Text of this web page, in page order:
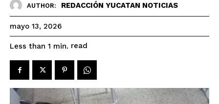
AUTHOR: REDACCIÓN YUCATAN NOTICIAS
mayo 13, 2026
Less than 1 min. read